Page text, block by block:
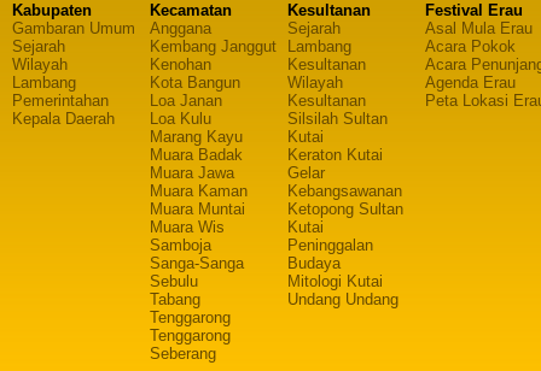
Kabupaten
Gambaran Umum
Sejarah
Wilayah
Lambang
Pemerintahan
Kepala Daerah
Kecamatan
Anggana
Kembang Janggut
Kenohan
Kota Bangun
Loa Janan
Loa Kulu
Marang Kayu
Muara Badak
Muara Jawa
Muara Kaman
Muara Muntai
Muara Wis
Samboja
Sanga-Sanga
Sebulu
Tabang
Tenggarong
Tenggarong
Seberang
Kesultanan
Sejarah
Lambang
Kesultanan
Wilayah
Kesultanan
Silsilah Sultan
Kutai
Keraton Kutai
Gelar
Kebangsawanan
Ketopong Sultan
Kutai
Peninggalan
Budaya
Mitologi Kutai
Undang Undang
Festival Erau
Asal Mula Erau
Acara Pokok
Acara
Agenda Erau
Peta Lokasi